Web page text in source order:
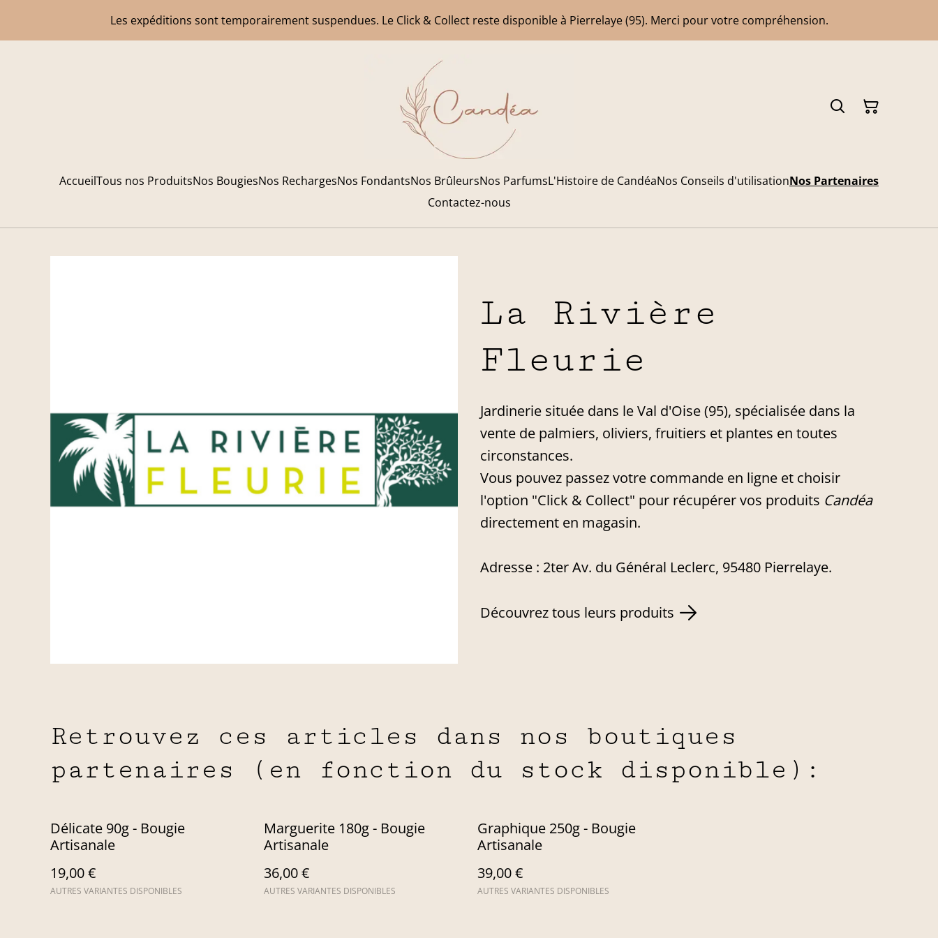
Les expéditions sont temporairement suspendues. Le Click & Collect reste disponible à Pierrelaye (95). Merci pour votre compréhension.
AccueilTous nos ProduitsNos BougiesNos RechargesNos FondantsNos BrûleursNos ParfumsL'Histoire de CandéaNos Conseils d'utilisationNos Partenaires
Contactez-nous
La Rivière
Fleurie
Jardinerie située dans le Val d'Oise (95), spécialisée dans la
vente de palmiers, oliviers, fruitiers et plantes en toutes
circonstances.
Vous pouvez passez votre commande en ligne et choisir
l'option "Click & Collect" pour récupérer vos produits Candéa
directement en magasin.
Adresse : 2ter Av. du Général Leclerc, 95480 Pierrelaye.
Découvrez tous leurs produits
Retrouvez ces articles dans nos boutiques
partenaires (en fonction du stock disponible):
Délicate 90g - Bougie
Artisanale
19,00 €
AUTRES VARIANTES DISPONIBLES
Marguerite 180g - Bougie
Artisanale
36,00 €
AUTRES VARIANTES DISPONIBLES
Graphique 250g - Bougie
Artisanale
39,00 €
AUTRES VARIANTES DISPONIBLES